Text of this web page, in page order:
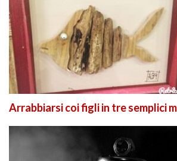
Arrabbiarsi coi figli in tre semplici